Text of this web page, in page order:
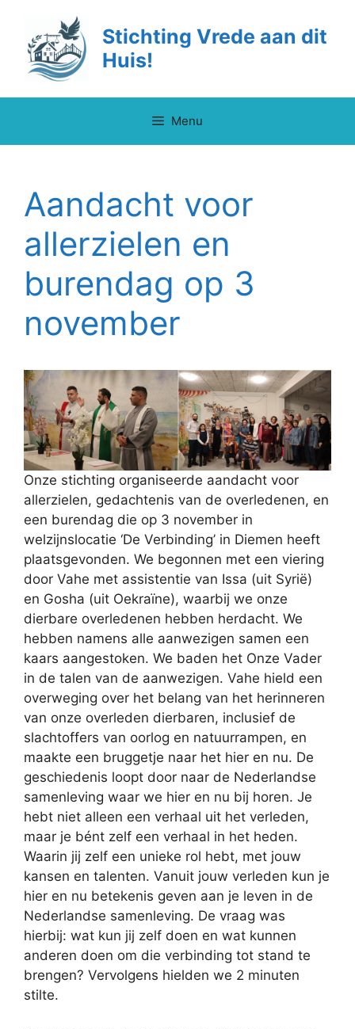
inhoud
Stichting Vrede aan dit
Huis!
Menu
Aandacht voor
allerzielen en
burendag op 3
november
Onze stichting organiseerde aandacht voor
allerzielen, gedachtenis van de overledenen, en
een burendag die op 3 november in
welzijnslocatie ‘De Verbinding’ in Diemen heeft
plaatsgevonden. We begonnen met een viering
door Vahe met assistentie van Issa (uit Syrië)
en Gosha (uit Oekraïne), waarbij we onze
dierbare overledenen hebben herdacht. We
hebben namens alle aanwezigen samen een
kaars aangestoken. We baden het Onze Vader
in de talen van de aanwezigen. Vahe hield een
overweging over het belang van het herinneren
van onze overleden dierbaren, inclusief de
slachtoffers van oorlog en natuurrampen, en
maakte een bruggetje naar het hier en nu. De
geschiedenis loopt door naar de Nederlandse
samenleving waar we hier en nu bij horen. Je
hebt niet alleen een verhaal uit het verleden,
maar je bént zelf een verhaal in het heden.
Waarin jij zelf een unieke rol hebt, met jouw
kansen en talenten. Vanuit jouw verleden kun je
hier en nu betekenis geven aan je leven in de
Nederlandse samenleving. De vraag was
hierbij: wat kun jij zelf doen en wat kunnen
anderen doen om die verbinding tot stand te
brengen? Vervolgens hielden we 2 minuten
stilte.